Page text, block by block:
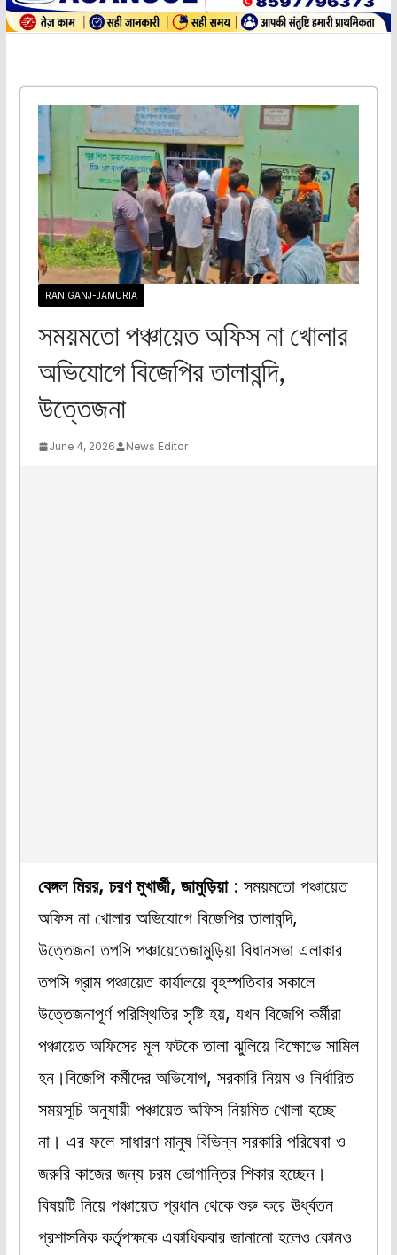
RANIGANJ-JAMURIA
সময়মতো পঞ্চায়েত অফিস না খোলার
অভিযোগে বিজেপির তালাবন্দি,
উত্তেজনা
June 4, 2026 News Editor
বেঙ্গল মিরর, চরণ মুখার্জী, জামুড়িয়া: সময়মতো পঞ্চায়েত
অফিস না খোলার অভিযোগে বিজেপির তালাবন্দি,
উত্তেজনা তপসি পঞ্চায়েতেজামুড়িয়া বিধানসভা এলাকার
তপসি গ্রাম পঞ্চায়েত কার্যালয়ে বৃহস্পতিবার সকালে
উত্তেজনাপূর্ণ পরিস্থিতির সৃষ্টি হয়, যখন বিজেপি কর্মীরা
পঞ্চায়েত অফিসের মূল ফটকে তালা ঝুলিয়ে বিক্ষোভে সামিল
হন।বিজেপি কর্মীদের অভিযোগ, সরকারি নিয়ম ও নির্ধারিত
সময়সূচি অনুযায়ী পঞ্চায়েত অফিস নিয়মিত খোলা হচ্ছে
না। এর ফলে সাধারণ মানুষ বিভিন্ন সরকারি পরিষেবা ও
জরুরি কাজের জন্য চরম ভোগান্তির শিকার হচ্ছেন।
বিষয়টি নিয়ে পঞ্চায়েত প্রধান থেকে শুরু করে ঊর্ধ্বতন
প্রশাসনিক কর্তৃপক্ষকে একাধিকবার জানানো হলেও কোনও